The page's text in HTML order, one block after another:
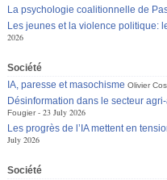
La psychologie coalitionnelle de
Les jeunes et la violence politique:
2026
Société
IA, paresse et masochisme Olivier
Désinformation dans le secteur
Fougier
23 July 2026
Les progrès de l’IA mettent en
July 2026
Société